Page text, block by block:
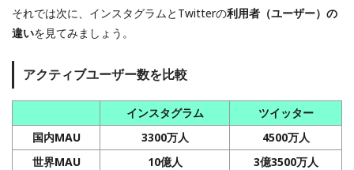
それでは次に、インスタグラムとTwitterの利用者（ユーザー）の
違いを見てみましょう。
アクティブユーザー数を比較
インスタグラム
ツイッター
国内MAU
3300万人
4500万人
世界MAU
10億人 3億3500万人